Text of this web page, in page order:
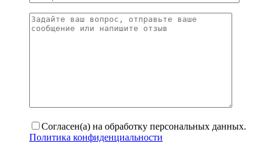
Согласен(а) на обработку персональных данных.
Политика конфиденциальности